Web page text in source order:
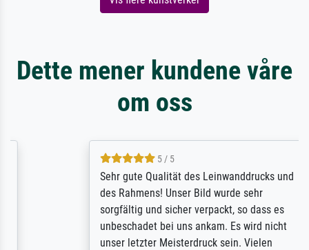
Dette mener kundene våre
om oss
5 / 5
Sehr gute Qualität des Leinwanddrucks und
des Rahmens! Unser Bild wurde sehr
sorgfältig und sicher verpackt, so dass es
unbeschadet bei uns ankam. Es wird nicht
unser letzter Meisterdruck sein. Vielen